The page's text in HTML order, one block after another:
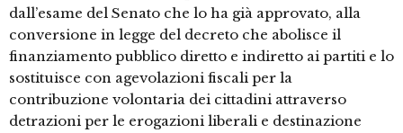
dall’esame del Senato che lo ha già approvato, alla
conversione in legge del decreto che abolisce il
finanziamento pubblico diretto e indiretto ai partiti e lo
sostituisce con agevolazioni fiscali per la
contribuzione volontaria dei cittadini attraverso
detrazioni per le erogazioni liberali e destinazione